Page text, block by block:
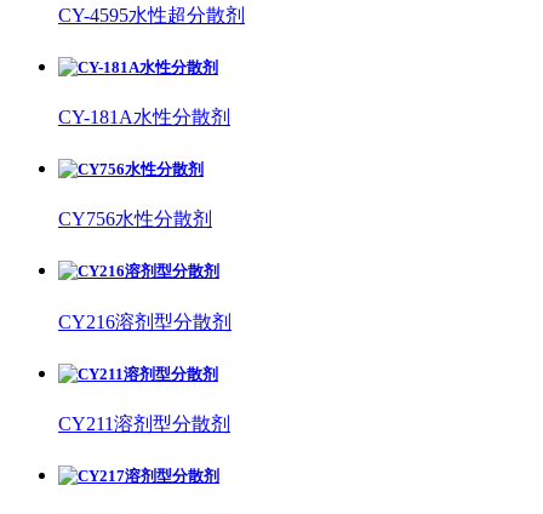
CY-4595水性超分散剂
CY-181A水性分散剂
CY756水性分散剂
CY216溶剂型分散剂
CY211溶剂型分散剂